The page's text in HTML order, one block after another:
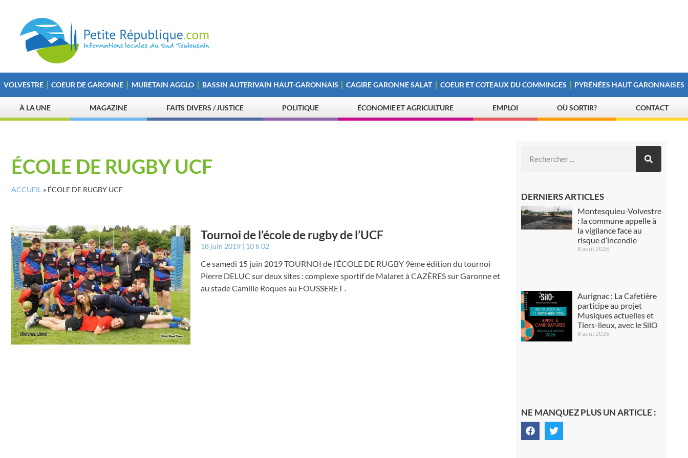
VOLVESTRE COEUR DE GARONNE MURETAIN AGGLO BASSIN AUTERIVAIN HAUT-GARONNAIS CAGIRE GARONNE SALAT COEUR ET COTEAUX DU COMMINGES PYRÉNÉES HAUT GARONNAISES
À LA UNE MAGAZINE FAITS DIVERS / JUSTICE POLITIQUE ÉCONOMIE ET AGRICULTURE EMPLOI OÙ SORTIR? CONTACT
ÉCOLE DE RUGBY UCF
ACCUEIL » ÉCOLE DE RUGBY UCF
Tournoi de l’école de rugby de l’UCF
18 juin 2019 10 h 02
Ce samedi 15 juin 2019 TOURNOI de l’ÉCOLE DE RUGBY 9ème édition du tournoi
Pierre DELUC sur deux sites : complexe sportif de Malaret à CAZÈRES sur Garonne et
au stade Camille Roques au FOUSSERET .
DERNIERS ARTICLES
Montesquieu-Volvestre
: la commune appelle à
la vigilance face au
risque d’incendie
8 août 2026
Aurignac : La Cafetière
participe au projet
Musiques actuelles et
Tiers-lieux, avec le SilO
8 août 2026
NE MANQUEZ PLUS UN ARTICLE :